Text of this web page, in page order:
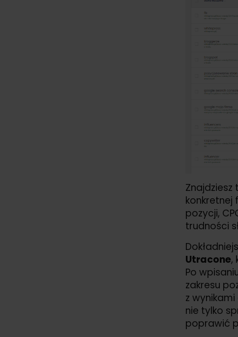
konkretnej
pozycji,
trudności
Utracone,
Po
zakresu
z
nie tylko
poprawić